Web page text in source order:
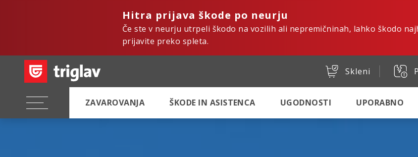
Hitra prijava škode po neurju
Če ste v neurju utrpeli škodo na vozilih ali nepremičninah, lahko škodo
prijavite preko spleta.
Skleni
ZAVAROVANJA ŠKODE IN ASISTENCA UGODNOSTI UPORABNO